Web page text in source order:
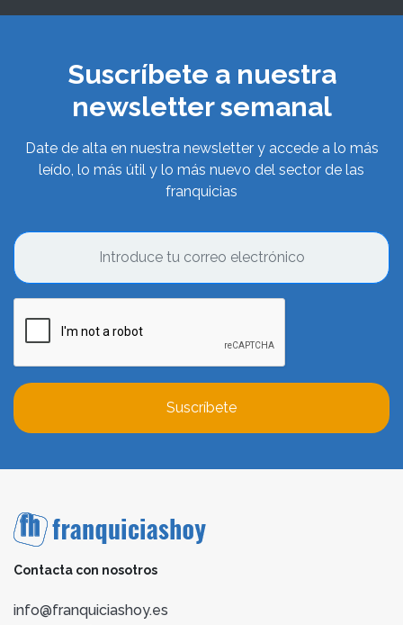
Suscríbete a nuestra
newsletter semanal
Date de alta en nuestra newsletter y accede a lo más
leído, lo más útil y lo más nuevo del sector de las
franquicias
Suscríbete
Contacta con nosotros
info@franquiciashoy.es